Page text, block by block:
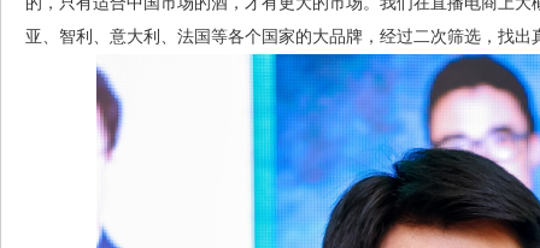
亚、智利、意大利、法国等各个国家的大品牌，经过二次筛选，找